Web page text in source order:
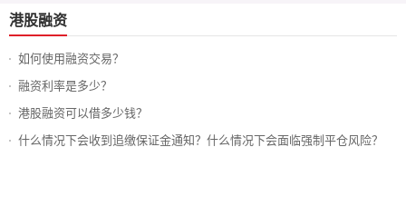
港股融资
如何使用融资交易？
融资利率是多少？
港股融资可以借多少钱？
什么情况下会收到追缴保证金通知？什么情况下会面临强制平仓风险？